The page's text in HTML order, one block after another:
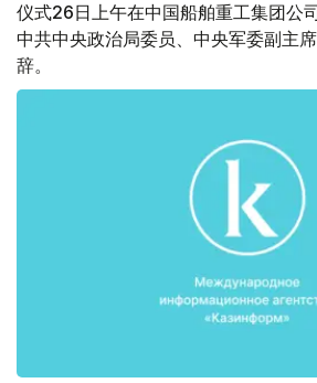
仪式26日上午在中国船舶重工集团公
中共中央政治局委员、中央军委副主
辞。